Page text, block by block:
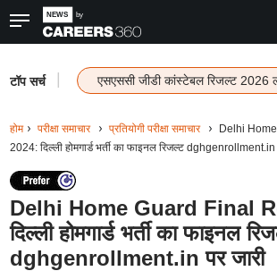
टॉप सर्च एसएससी जीडी कांस्टेबल रिजल्ट 2026
होम परीक्षा समाचार प्रतियोगी परीक्षा समाचार
Delhi
2024: दिल्ली होमगार्ड भर्ती का फाइनल रिजल्ट dghgenrollment.in
Delhi Home Guard Final
दिल्ली होमगार्ड भर्ती का फाइनल
dghgenrollment.in पर जारी